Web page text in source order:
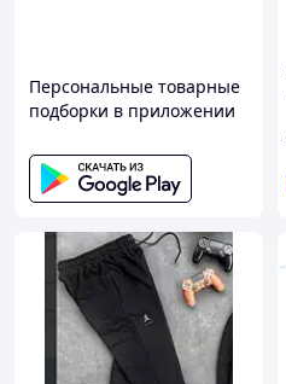
Персональные товарные
подборки в приложении